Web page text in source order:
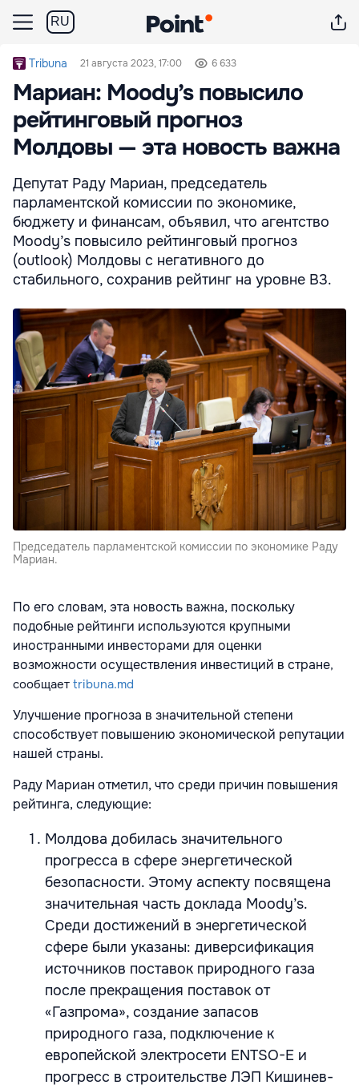
RU
Tribuna 21 августа 2023, 17:00 6 633
Мариан: Moody’s повысило
рейтинговый прогноз
Молдовы — эта новость важна
Депутат Раду Мариан, председатель
парламентской комиссии по экономике,
бюджету и финансам, объявил, что агентство
Moody’s повысило рейтинговый прогноз
(outlook) Молдовы с негативного до
стабильного, сохранив рейтинг на уровне B3.
Председатель парламентской комиссии по экономике Раду
Мариан.
По его словам, эта новость важна, поскольку
подобные рейтинги используются крупными
иностранными инвесторами для оценки
возможности осуществления инвестиций в стране,
сообщает tribuna.md
Улучшение прогноза в значительной степени
способствует повышению экономической репутации
нашей страны.
Раду Мариан отметил, что среди причин повышения
рейтинга, следующие:
Молдова добилась значительного
прогресса в сфере энергетической
безопасности. Этому аспекту посвящена
значительная часть доклада Moody’s.
Среди достижений в энергетической
сфере были указаны: диверсификация
источников поставок природного газа
после прекращения поставок от
«Газпрома», создание запасов
природного газа, подключение к
европейской электросети ENTSO-E и
прогресс в строительстве ЛЭП Кишинев-